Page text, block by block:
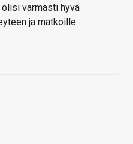
varmasti hyvä
ja matkoille.